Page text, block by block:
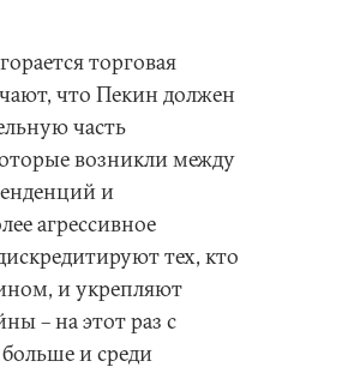
торговая
что Пекин должен
часть
возникли между
и
агрессивное
тех, кто
и укрепляют
– на этот раз с
и среди